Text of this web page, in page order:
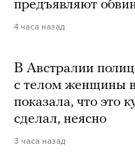
предъявляют
4 часа назад
В Австралии
с телом женщины в
показала, что это
сделал, неясно
3 часа назад